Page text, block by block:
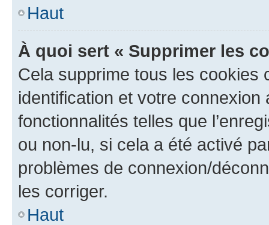
Haut
À quoi sert « Supprimer les
Cela supprime tous les cookies
identification et votre
fonctionnalités telles que
ou non-lu, si cela a été activé
problèmes de connexion/
les corriger.
Haut